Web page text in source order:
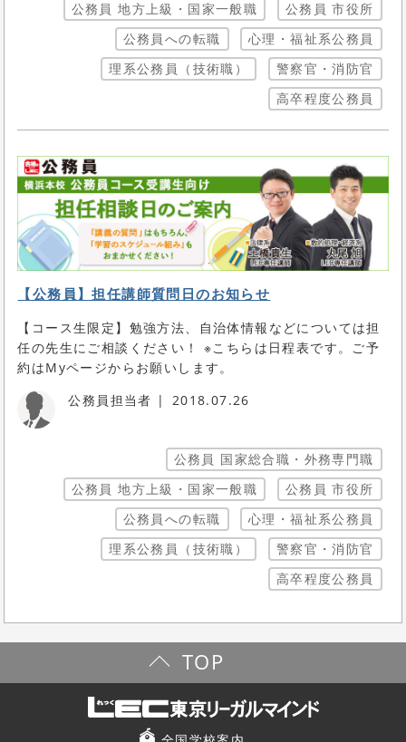
公務員 地方上級・国家一般職
公務員 市役所
公務員への転職
心理・福祉系公務員
理系公務員（技術職）
警察官・消防官
高卒程度公務員
【公務員】担任講師質問日のお知らせ
【コース生限定】勉強方法、自治体情報などについては担
任の先生にご相談ください！ ※こちらは日程表です。ご予
約はMyページからお願いします。
公務員担当者
2018.07.26
公務員 国家総合職・外務専門職
公務員 地方上級・国家一般職
公務員 市役所
公務員への転職
心理・福祉系公務員
理系公務員（技術職）
警察官・消防官
高卒程度公務員
TOP